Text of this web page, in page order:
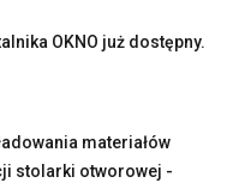
OKNO już dostępny.
materiałów
stolarki otworowej -